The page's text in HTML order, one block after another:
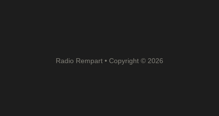
Radio Rempart • Copyright © 2026